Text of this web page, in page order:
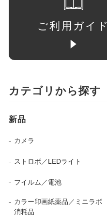
ご利用ガイド
カテゴリから探す
新品
カメラ
ストロボ／LEDライト
フイルム／電池
カラー印画紙薬品／ミニラボ
消耗品